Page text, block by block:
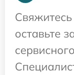
оставьте